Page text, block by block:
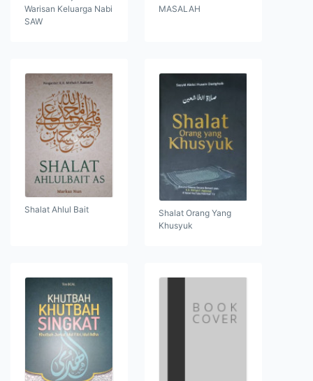
Warisan Keluarga Nabi
SAW
MASALAH
Shalat Ahlul Bait
Shalat Orang Yang
Khusyuk